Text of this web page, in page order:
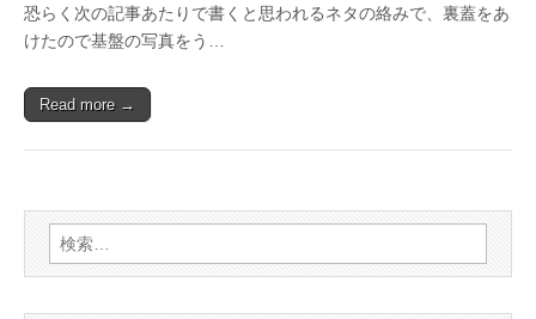
恐らく次の記事あたりで書くと思われるネタの絡みで、裏蓋をあ
けたので基盤の写真をう…
Read more →
検
索: